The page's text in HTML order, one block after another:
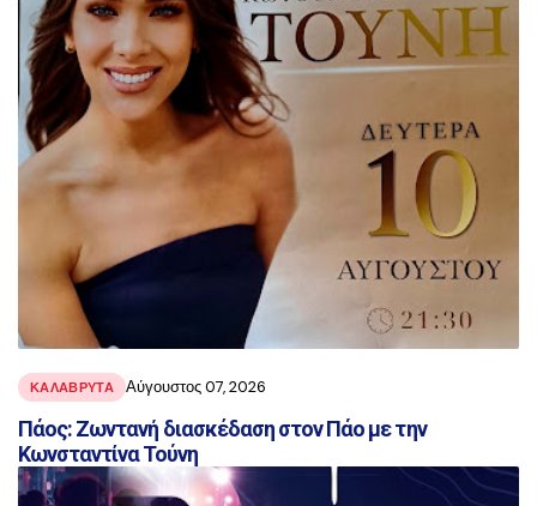
ΚΑΛΑΒΡΥΤΑ Αύγουστος 07, 2026
Πάος: Ζωντανή διασκέδαση στον Πάο με την
Κωνσταντίνα Τούνη